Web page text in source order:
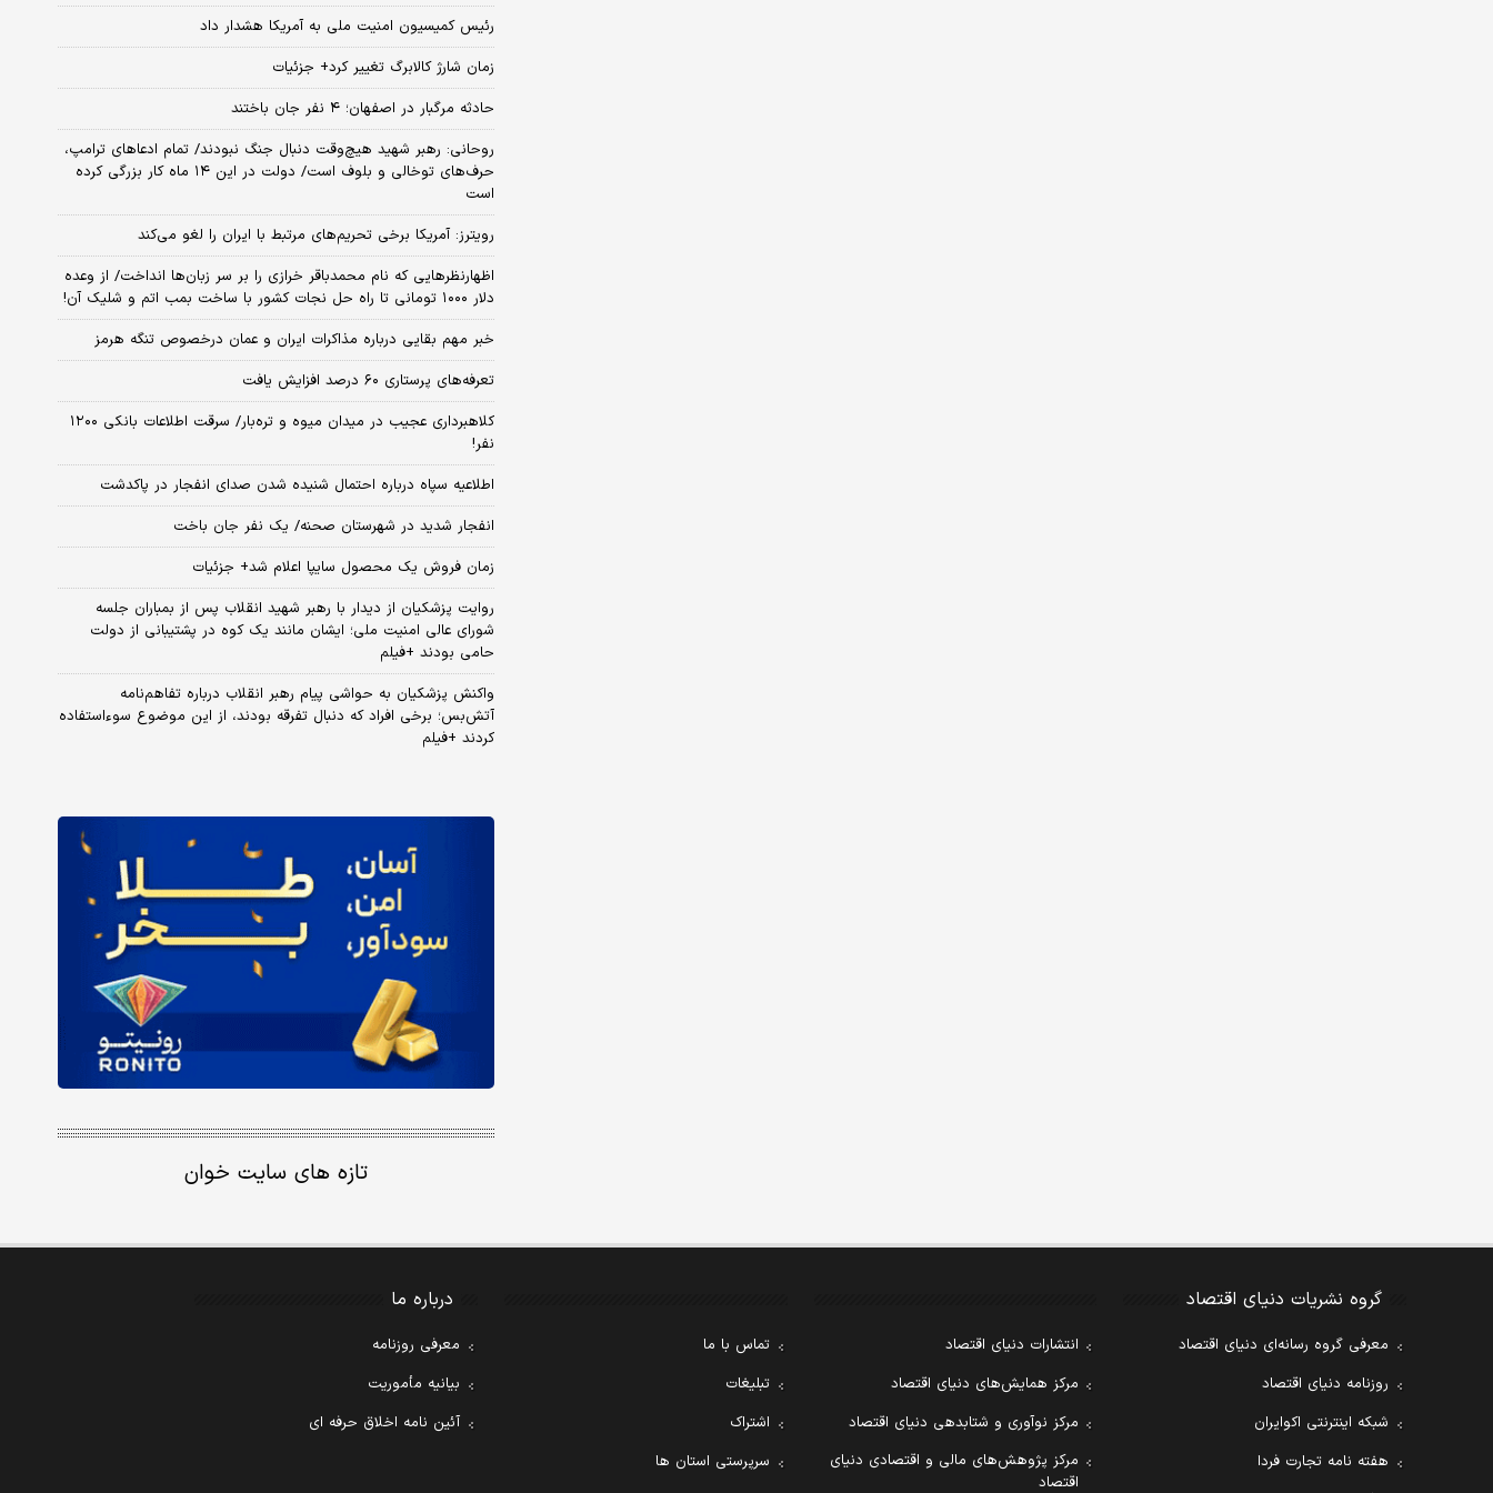
رئیس کمیسیون امنیت ملی به آمریکا هشدار داد
زمان شارژ کالابرگ تغییر کرد+ جزئیات
حادثه مرگبار در اصفهان؛ ۴ نفر جان باختند
روحانی: رهبر شهید هیچ‌وقت دنبال جنگ نبودند/ تمام ادعاهای ترامپ،
حرف‌های توخالی و بلوف است/ دولت در این ۱۴ ماه کار بزرگی کرده
است
رویترز: آمریکا برخی تحریم‌های مرتبط با ایران را لغو می‌کند
اظهارنظرهایی که نام محمدباقر خرازی را بر سر زبان‌ها انداخت/ از وعده
دلار ۱۰۰۰ تومانی تا راه حل نجات کشور با ساخت بمب اتم و شلیک آن!
خبر مهم بقایی درباره مذاکرات ایران و عمان درخصوص تنگه هرمز
تعرفه‌های پرستاری ۶۰ درصد افزایش یافت
کلاهبرداری عجیب در میدان میوه و تره‌بار/ سرقت اطلاعات بانکی ۱۲۰۰
نفر!
اطلاعیه سپاه درباره احتمال شنیده شدن صدای انفجار در پاکدشت
انفجار شدید در شهرستان صحنه/ یک نفر جان باخت
زمان فروش یک محصول سایپا اعلام شد+ جزئیات
روایت پزشکیان از دیدار با رهبر شهید انقلاب پس از بمباران جلسه
شورای عالی امنیت ملی؛ ایشان مانند یک کوه در پشتیبانی از دولت
حامی بودند +فیلم
واکنش پزشکیان به حواشی پیام رهبر انقلاب درباره تفاهم‌نامه
آتش‌بس؛ برخی افراد که دنبال تفرقه بودند، از این موضوع سوءاستفاده
کردند +فیلم
تازه های سایت خوان
گروه نشریات دنیای اقتصاد
معرفی گروه رسانه‌ای دنیای اقتصاد
روزنامه دنیای اقتصاد
شبکه اینترنتی اکوایران
هفته نامه تجارت فردا
انتشارات دنیای اقتصاد
مرکز همایش‌های دنیای اقتصاد
مرکز نوآوری و شتابدهی دنیای اقتصاد
مرکز پژوهش‌های مالی و اقتصادی دنیای
اقتصاد
تماس با ما
تبلیغات
اشتراک
سرپرستی استان ها
درباره ما
معرفی روزنامه
بیانیه مأموریت
آئین نامه اخلاق حرفه ای